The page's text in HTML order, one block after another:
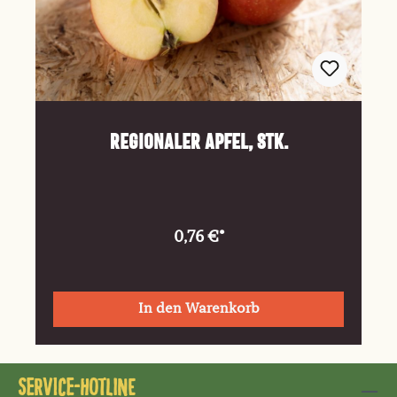
Regionaler Apfel, Stk.
0,76 €*
In den Warenkorb
Service-Hotline